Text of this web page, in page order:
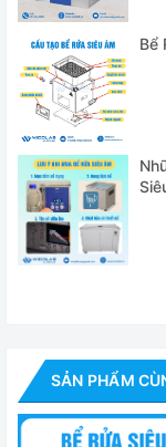
cụ thí nghiệm bằng
✅ Tối ưu hóa tự
và nhiệt độ.
✅ Dải nhiệt độ:
✅ Tần số -HF:
✅ Bể có van xả
✅ Thời gian làm
✅ Cung cấp
Thông số kỹ
Bể
SẢN PHẨM